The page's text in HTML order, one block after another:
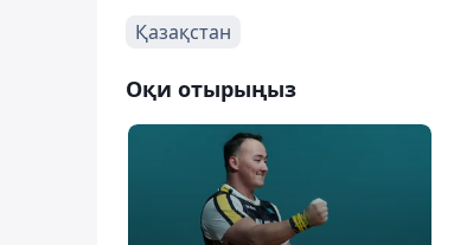
Қазақстан
Оқи отырыңыз